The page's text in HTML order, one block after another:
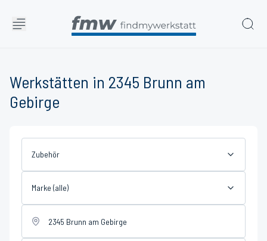
Werkstätten in 2345 Brunn am
Gebirge
Zubehör
Marke (alle)